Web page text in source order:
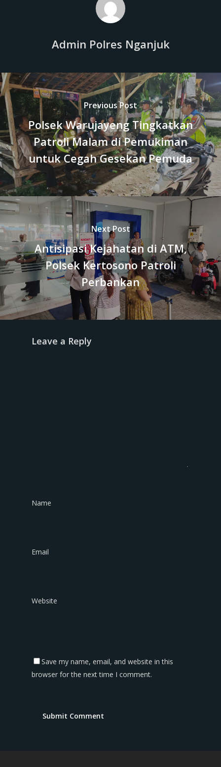
Admin Polres Nganjuk
Previous Post
Polsek Warujayeng Tingkatkan
Patroli Malam di Pemukiman
untuk Cegah Gesekan Pemuda
Next Post
Antisipasi Kejahatan di ATM,
Polsek Kertosono Patroli
Perbankan
Leave a Reply
Name
Email
Website
Save my name, email, and website in this
browser for the next time I comment.